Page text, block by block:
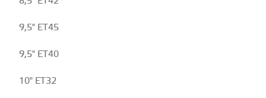
9,5" ET45
9,5" ET40
10" ET32